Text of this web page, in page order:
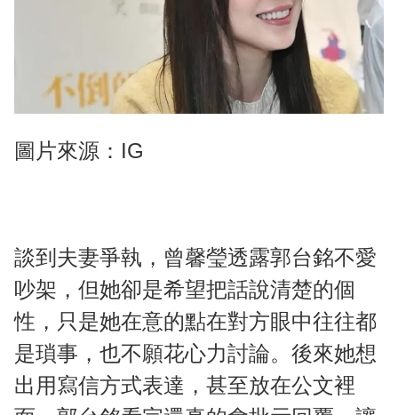
圖片來源：IG
談到夫妻爭執，曾馨瑩透露郭台銘不愛
吵架，但她卻是希望把話說清楚的個
性，只是她在意的點在對方眼中往往都
是瑣事，也不願花心力討論。後來她想
出用寫信方式表達，甚至放在公文裡